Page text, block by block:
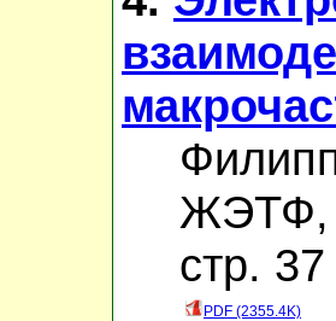
ЖЭТФ,
стр. 37
PDF (2355.4K)